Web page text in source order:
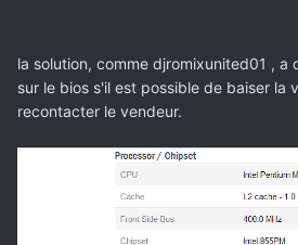
la solution, comme djromixunited01 , a
sur le bios s'il est possible de baiser la
recontacter le vendeur.